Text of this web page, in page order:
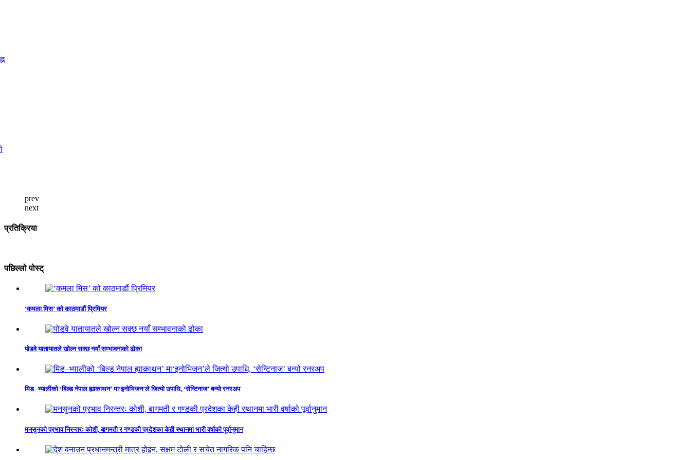
prev
next
प्रतिक्रिया
पछिल्लो पोस्ट्
‘कमला मिस’ को काठमाडौं प्रिमियर
पोडवे यातायातले खोल्न सक्छ नयाँ सम्भावनाको ढोका
मिड–भ्यालीको ‘बिल्ड नेपाल ह्याकाथन’ मा‘इनोभिजन’ले जित्यो उपाधि, ‘सेन्टिनाज’ बन्यो रनरअप
मनसुनको प्रभाव निरन्तरः कोशी, बागमती र गण्डकी प्रदेशका केही स्थानमा भारी वर्षाको पूर्वानुमान